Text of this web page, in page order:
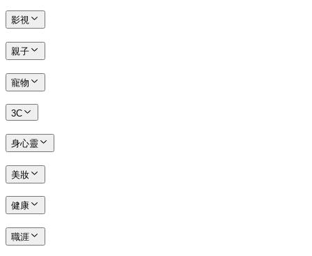
影視
親子
寵物
3C
身心靈
美妝
健康
職涯